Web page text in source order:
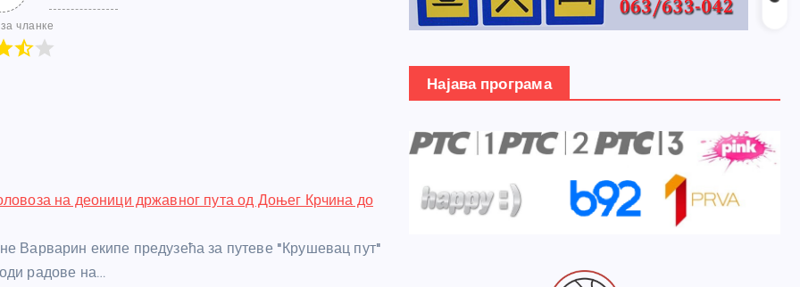
чланке
на деоници државног пута од Доњег Крчина до
Варварин екипе предузећа за путеве "Крушевац пут"
радове на…
Најава програма